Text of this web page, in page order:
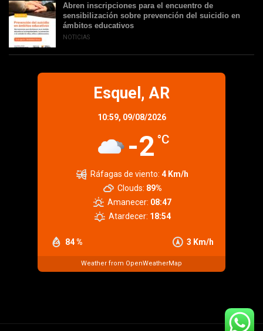
Abren inscripciones para el encuentro de
sensibilización sobre prevención del suicidio en
ámbitos educativos
NOTICIAS
Esquel, AR
10:59, 09/08/2026
-2 °C
84 % 3 Km/h
Ráfagas de viento: 4 Km/h
Clouds: 89%
Amanecer: 08:47
Atardecer: 18:54
Weather from OpenWeatherMap